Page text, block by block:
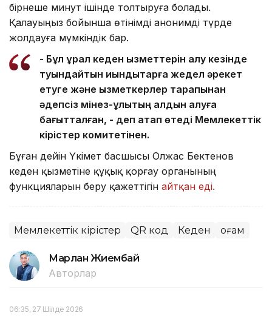
бірнеше минут ішінде толтыруға болады.
Қалауыңыз бойынша өтінімді анонимді түрде
жолдауға мүмкіндік бар.
- Бұл құрал кеден қызметтерін алу кезінде
туындайтын қиындықтарға жедел әрекет
етуге және қызметкерлер тарапынан
әдепсіз мінез-құлықтың алдын алуға
бағытталған, - деп атап өтеді Мемлекеттік
кірістер комитетінен.
Бұған дейін Үкімет басшысы Олжас Бектенов
кеден қызметіне құқық қорғау органының
функцияларын беру қажеттігін айтқан еді.
Мемлекеттік кірістер QR код Кеден Қоғам
Марлан Жиембай
Авторлар
06:35, 27 Шілде 2026